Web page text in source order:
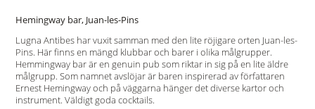
Hemingway bar, Juan-les-Pins
Lugna Antibes har vuxit samman med den lite röjigare orten Juan-les-
Pins. Här finns en mängd klubbar och barer i olika målgrupper.
Hemmingway bar är en genuin pub som riktar in sig på en lite äldre
målgrupp. Som namnet avslöjar är baren inspirerad av författaren
Ernest Hemingway och på väggarna hänger det diverse kartor och
instrument. Väldigt goda cocktails.